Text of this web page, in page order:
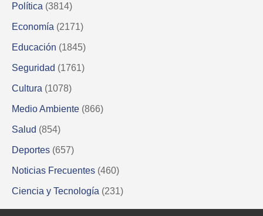
Política (3814)
Economía (2171)
Educación (1845)
Seguridad (1761)
Cultura (1078)
Medio Ambiente (866)
Salud (854)
Deportes (657)
Noticias Frecuentes (460)
Ciencia y Tecnología (231)